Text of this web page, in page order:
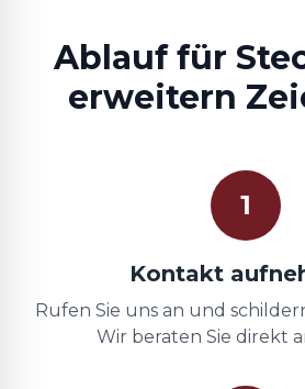
Ablauf für
erweitern
1
Kontakt
Rufen Sie uns an und
Wir beraten Sie direkt